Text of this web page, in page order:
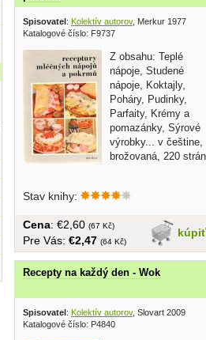
Spisovatel: Kolektív autorov, Merkur 1977
Katalogové číslo: F9737
Z obsahu: Teplé
nápoje, Studené
nápoje, Koktajly,
Poháry, Pudinky,
Parfaity, Krémy a
pomazánky, Sýrové
výrobky... v češtine,
brožovaná, 220 strán
Stav knihy:
kúpiť
Cena: €2,60 (67 Kč)
Pre Vás: €2,47 (64 Kč)
Recepty na každý den - Wok
Spisovatel : Kolektív autorov, Slovart 2009
Katalogové číslo: P4840